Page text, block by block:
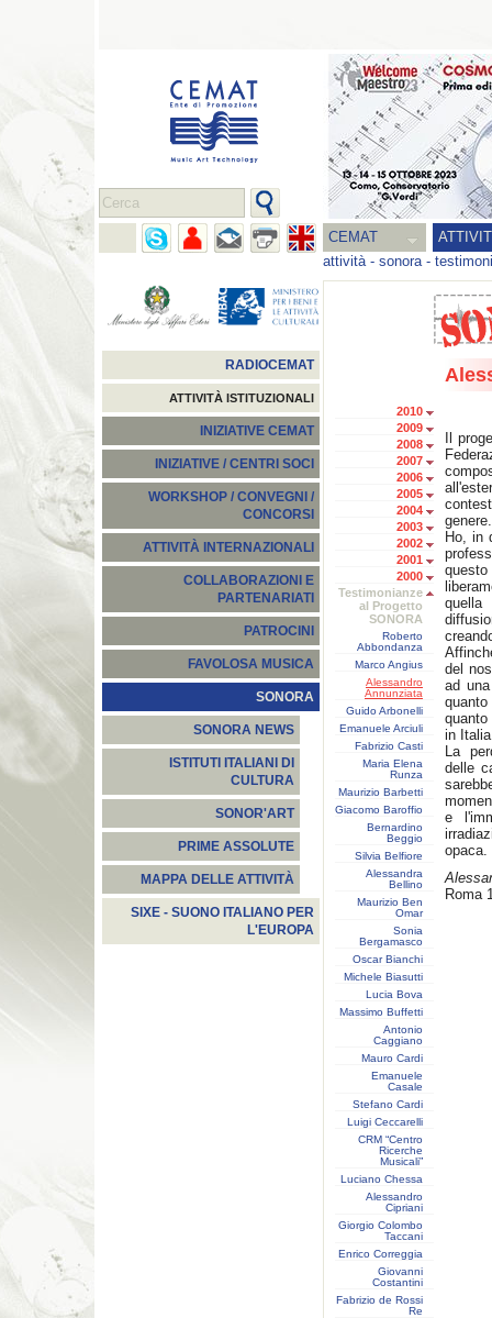
CEMAT
attività- sonora-
RADIOCEMAT
ATTIVITÀ ISTITUZIONALI
INIZIATIVE CEMAT
INIZIATIVE / CENTRI SOCI
WORKSHOP / CONVEGNI /
CONCORSI
ATTIVITÀ INTERNAZIONALI
COLLABORAZIONI E
PARTENARIATI
PATROCINI
FAVOLOSA MUSICA
SONORA
SONORA NEWS
ISTITUTI ITALIANI DI
CULTURA
SONOR'ART
PRIME ASSOLUTE
MAPPA DELLE ATTIVITÀ
SIXE - SUONO ITALIANO PER
L'EUROPA
2010
2009
2008
2007
2006
2005
2004
2003
2002
2001
2000
Testimonianze
al Progetto
SONORA
Roberto
Abbondanza
Marco Angius
Alessandro
Annunziata
Guido Arbonelli
Emanuele Arciuli
Fabrizio Casti
Maria Elena
Runza
Maurizio Barbetti
Giacomo Baroffio
Bernardino
Beggio
Silvia Belfiore
Alessandra
Bellino
Maurizio Ben
Omar
Sonia
Bergamasco
Oscar Bianchi
Michele Biasutti
Lucia Bova
Massimo Buffetti
Antonio
Caggiano
Mauro Cardi
Emanuele
Casale
Stefano Cardi
Luigi Ceccarelli
CRM “Centro
Ricerche
Musicali”
Luciano Chessa
Alessandro
Cipriani
Giorgio Colombo
Taccani
Enrico Correggia
Giovanni
Costantini
Fabrizio de Rossi
Re
Il
genere.
Ho, in
del
ad
in
La
delle
e
opaca.
Roma